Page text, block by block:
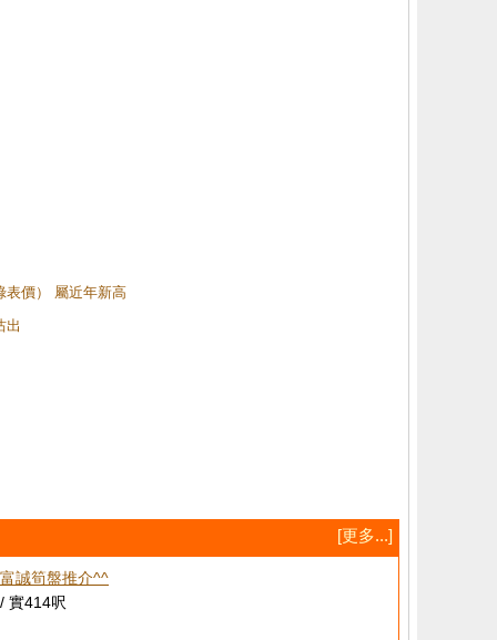
表價） 屬近年新高
出
[更多...]
誠筍盤推介^^
實414呎